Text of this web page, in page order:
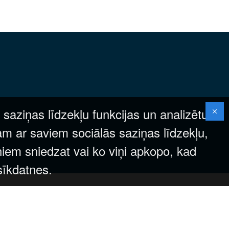
līdzekļu funkcijas un analizētu
ar saviem sociālās saziņas līdzekļu,
sniedzat vai ko viņi apkopo, kad